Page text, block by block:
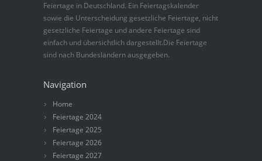
Feiertage in Deutschland. Ein Feiertagskalender
sowie die Unterscheidung gesetzliche Feiertage, nicht
gesetzliche Feiertage und andere Feiertage sind
einfach und übersichtlich dargestellt.Die Feiertage
sind nach Bundesländern ausgegeben.
Navigation
Home
Feiertage 2024
Feiertage 2025
Feiertage 2026
Feiertage 2027